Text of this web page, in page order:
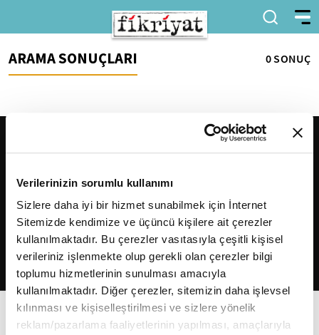
Verilerinizin sorumlu kullanımı
Sizlere daha iyi bir hizmet sunabilmek için İnternet
Sitemizde kendimize ve üçüncü kişilere ait çerezler
kullanılmaktadır. Bu çerezler vasıtasıyla çeşitli kişisel
verileriniz işlenmekte olup gerekli olan çerezler bilgi
toplumu hizmetlerinin sunulması amacıyla
kullanılmaktadır. Diğer çerezler, sitemizin daha işlevsel
kılınması ve kişiselleştirilmesi ve sizlere yönelik
reklam/pazarlama faaliyetlerinin yapılması, amaçlarıyla
ARAMA SONUÇLARI 0 SONUÇ
2026Fikriyat. Tüm hakları saklıdır.